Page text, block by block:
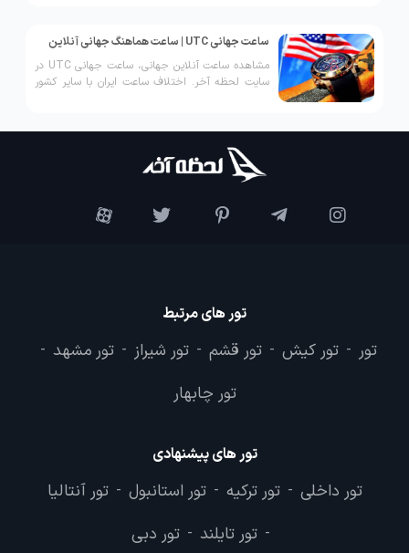
ساعت جهانی UTC | ساعت هماهنگ جهانی آنلاین
مشاهده ساعت آنلاین جهانی، ساعت جهانی UTC در
سایت لحظه آخر. اختلاف ساعت ایران با سایر کشور
تور های مرتبط
تور - تور کیش - تور قشم - تور شیراز - تور مشهد -
تور چابهار
تور های پیشنهادی
تور داخلی - تور ترکیه - تور استانبول - تور آنتالیا
- تور تایلند - تور دبی